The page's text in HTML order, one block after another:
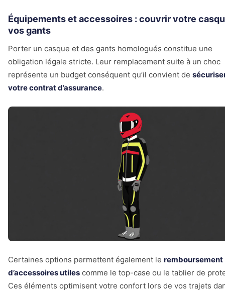
Équipements et accessoires : couvrir votre
vos gants
Porter un casque et des gants homologués constitue une
obligation légale stricte. Leur remplacement suite à un choc
représente un budget conséquent qu’il convient de
votre contrat d’assurance.
Certaines options permettent également le remboursement
d’accessoires utiles comme le top-case ou le tablier de
Ces éléments optimisent votre confort lors de vos trajets